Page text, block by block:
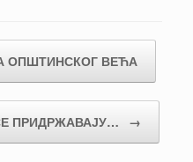
ОПШТИНСКОГ ВЕЋА
ПРИДРЖАВАЈУ… →